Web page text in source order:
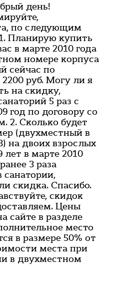
день!
по следующим
Планирую купить
в марте 2010 года
номере корпуса
сейчас по
руб. Могу ли я
на скидку,
5 раз с
год по договору со
2. Сколько будет
(двухместный в
на двоих взрослых
лет в марте 2010
3 раза
санатории,
скидка. Спасибо.
скидок
Цены
сайте в разделе
место
в размере 50% от
места при
в двухместном